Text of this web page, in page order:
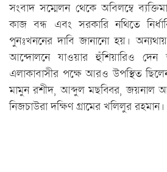
সংবাদ সম্মেলন থেকে অবিলম্বে
কাজ বন্ধ এবং সরকারি নথিতে
পুনঃখননের দাবি জানানো হয়।
আন্দোলনে যাওয়ার হুঁশিয়ারিও দেন
এলাকাবাসীর পক্ষে আরও উপস্থিত
মামুন রশীদ, আব্দুল মছব্বির, জয়নাল
নিজচাউরা দক্ষিণ গ্রামের খলিলুর রহমান।